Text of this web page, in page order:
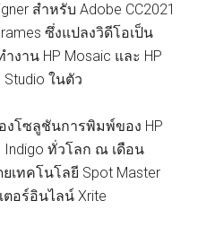
สำหรับ Adobe CC2021
ซึ่งแปลงวิดีโอเป็น
งาน HP Mosaic และ HP
ในตัว
งโซลูชันการพิมพ์ของ HP
Indigo ทั่วโลก ณ เดือน
เทคโนโลยี Spot Master
ตอร์อินไลน์ Xrite